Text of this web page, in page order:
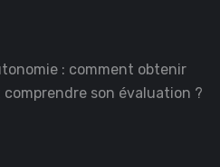
: comment obtenir
comprendre son évaluation ?